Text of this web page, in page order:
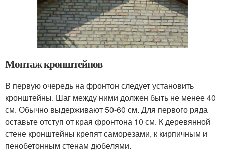
Монтаж кронштейнов
В первую очередь на фронтон следует установить
кронштейны. Шаг между ними должен быть не менее 40
см. Обычно выдерживают 50-60 см. Для первого ряда
оставьте отступ от края фронтона 10 см. К деревянной
стене кронштейны крепят саморезами, к кирпичным и
пенобетонным стенам дюбелями.